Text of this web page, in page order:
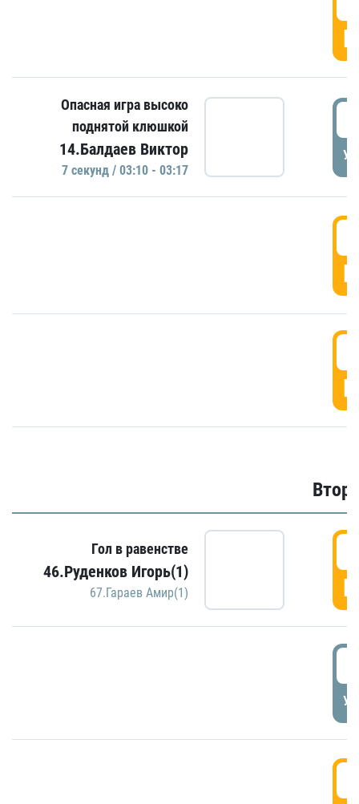
Опасная игра высоко
поднятой клюшкой
14.Балдаев Виктор
7 секунд / 03:10 - 03:17
Гол в равенстве
46.Руденков Игорь(1)
67.Гараев Амир(1)